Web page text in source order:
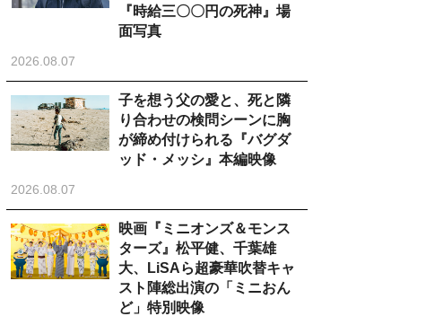
『時給三〇〇円の死神』場
面写真
2026.08.07
子を想う父の愛と、死と隣
り合わせの検問シーンに胸
が締め付けられる『バグダ
ッド・メッシ』本編映像
2026.08.07
映画『ミニオンズ＆モンス
ターズ』松平健、千葉雄
大、LiSAら超豪華吹替キャ
スト陣総出演の「ミニおん
ど」特別映像